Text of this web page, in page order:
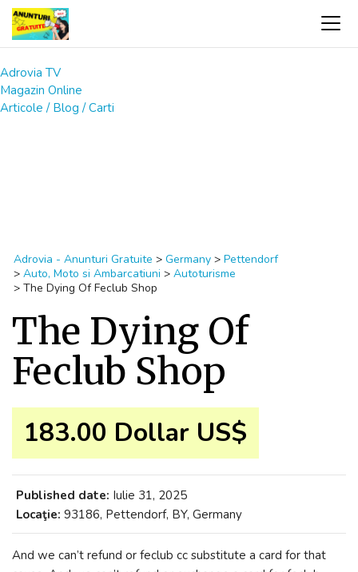
Adrovia TV
Magazin Online
Articole / Blog / Carti
Adrovia - Anunturi Gratuite > Germany > Pettendorf
> Auto, Moto si Ambarcatiuni > Autoturisme
> The Dying Of Feclub Shop
The Dying Of
Feclub Shop
183.00 Dollar US$
Published date: Iulie 31, 2025
Locaţie: 93186, Pettendorf, BY, Germany
And we can’t refund or feclub cc substitute a card for that